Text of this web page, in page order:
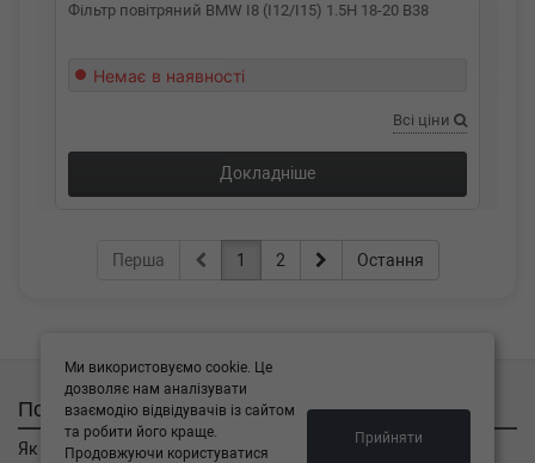
Фільтр повітряний BMW I8 (I12/I15) 1.5H 18-20 B38
Немає в наявності
Всі ціни
Докладніше
Перша 1 2 Остання
Покупцям
Як замовити
Ми використовуємо cookie. Це
дозволяє нам аналізувати
взаємодію відвідувачів із сайтом
та робити його краще.
Продовжуючи користуватися
Прийняти